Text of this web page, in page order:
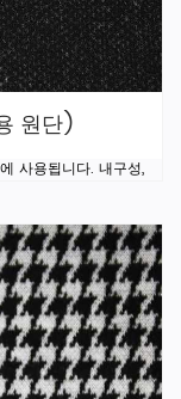
원단)
사용됩니다. 내구성,